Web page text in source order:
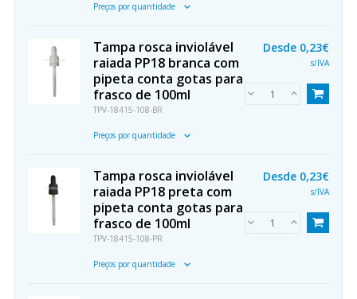
Preços por quantidade
Tampa rosca inviolável
raiada PP18 branca com
pipeta conta gotas para
frasco de 100ml
TPV-18415-108-BR
Preços por quantidade
Desde 0,23€
s/IVA
Tampa rosca inviolável
raiada PP18 preta com
pipeta conta gotas para
frasco de 100ml
TPV-18415-108-PR
Preços por quantidade
Desde 0,23€
s/IVA